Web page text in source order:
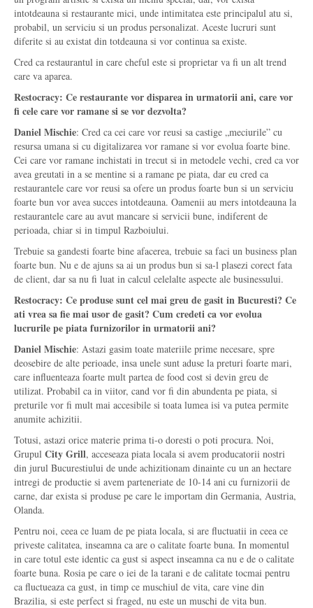
intotdeauna si restaurante mici, unde intimitatea este principalul atu si,
probabil, un serviciu si un produs personalizat. Aceste lucruri sunt
diferite si au existat din totdeauna si vor continua sa existe.
Cred ca restaurantul in care cheful este si proprietar va fi un alt trend
care va aparea.
Restocracy: Ce restaurante vor disparea in urmatorii ani, care vor
fi cele care vor ramane si se vor dezvolta?
Daniel Mischie: Cred ca cei care vor reusi sa castige „meciurile” cu
resursa umana si cu digitalizarea vor ramane si vor evolua foarte bine.
Cei care vor ramane inchistati in trecut si in metodele vechi, cred ca vor
avea greutati in a se mentine si a ramane pe piata, dar eu cred ca
restaurantele care vor reusi sa ofere un produs foarte bun si un serviciu
foarte bun vor avea succes intotdeauna. Oamenii au mers intotdeauna la
restaurantele care au avut mancare si servicii bune, indiferent de
perioada, chiar si in timpul Razboiului.
Trebuie sa gandesti foarte bine afacerea, trebuie sa faci un business plan
foarte bun. Nu e de ajuns sa ai un produs bun si sa-l plasezi corect fata
de client, dar sa nu fi luat in calcul celelalte aspecte ale businessului.
Restocracy: Ce produse sunt cel mai greu de gasit in Bucuresti? Ce
ati vrea sa fie mai usor de gasit? Cum credeti ca vor evolua
lucrurile pe piata furnizorilor in urmatorii ani?
Daniel Mischie: Astazi gasim toate materiile prime necesare, spre
deosebire de alte perioade, insa unele sunt aduse la preturi foarte mari,
care influenteaza foarte mult partea de food cost si devin greu de
utilizat. Probabil ca in viitor, cand vor fi din abundenta pe piata, si
preturile vor fi mult mai accesibile si toata lumea isi va putea permite
anumite achizitii.
Totusi, astazi orice materie prima ti-o doresti o poti procura. Noi,
Grupul City Grill, acceseaza piata locala si avem producatorii nostri
din jurul Bucurestiului de unde achizitionam dinainte cu un an hectare
intregi de productie si avem parteneriate de 10-14 ani cu furnizorii de
carne, dar exista si produse pe care le importam din Germania, Austria,
Olanda.
Pentru noi, ceea ce luam de pe piata locala, si are fluctuatii in ceea ce
priveste calitatea, inseamna ca are o calitate foarte buna. In momentul
in care totul este identic ca gust si aspect inseamna ca nu e de o calitate
foarte buna. Rosia pe care o iei de la tarani e de calitate tocmai pentru
ca fluctueaza ca gust, in timp ce muschiul de vita, care vine din
Brazilia, si este perfect si fraged, nu este un muschi de vita bun.